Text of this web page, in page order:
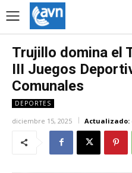
Trujillo domina el
III Juegos
Comunales
DEPORTES
diciembre 15, 2025 Actualizado: